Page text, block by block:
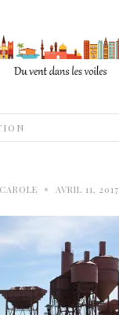
CAROLE • AVRIL 11, 2017